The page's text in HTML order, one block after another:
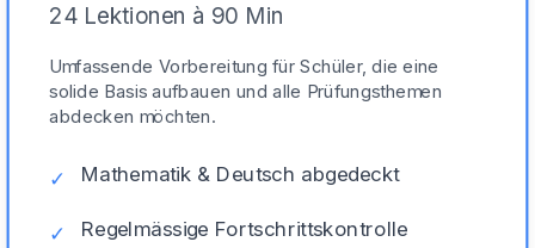
24 Lektionen à 90 Min
Umfassende Vorbereitung für Schüler, die eine
solide Basis aufbauen und alle Prüfungsthemen
abdecken möchten.
✓ Mathematik & Deutsch abgedeckt
✓ Regelmässige Fortschrittskontrolle